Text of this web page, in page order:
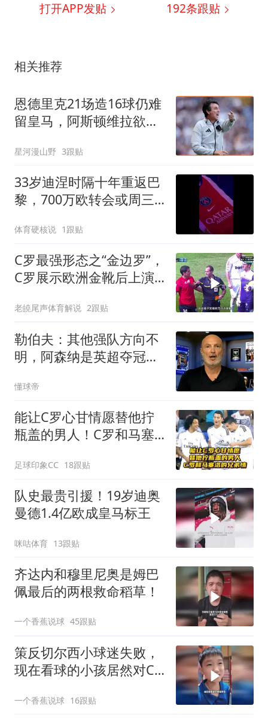
打开APP发贴 192条跟贴
相关推荐
恩德里克21场造16球仍难
留皇马，阿斯顿维拉欲抢
星河漫山野 3跟贴
33岁迪涅时隔十年重返巴
黎，700万欧转会或周三
体育硬核说 1跟贴
C罗最强形态之“金边罗”，
C罗展示欧洲金靴后上演
度
老皢尾声体育解说 2跟贴
勒伯夫：其他强队方向不
明，阿森纳是英超夺冠最
懂球帝
能让C罗心甘情愿替他拧
瓶盖的男人！C罗和马塞
足球印象CC 18跟贴
队史最贵引援！19岁迪奥
曼德1.4亿欧成皇马标王
咪咕体育 13跟贴
齐达内和穆里尼奥是姆巴
佩最后的两根救命稻草！
一个香蕉说球 45跟贴
策反切尔西小球迷失败，
现在看球的小孩居然对C
一个香蕉说球 16跟贴